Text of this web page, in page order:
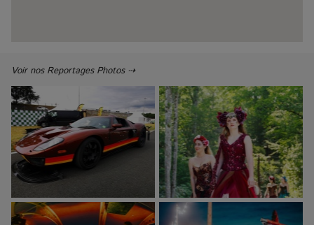
Voir nos Reportages Photos ⇢